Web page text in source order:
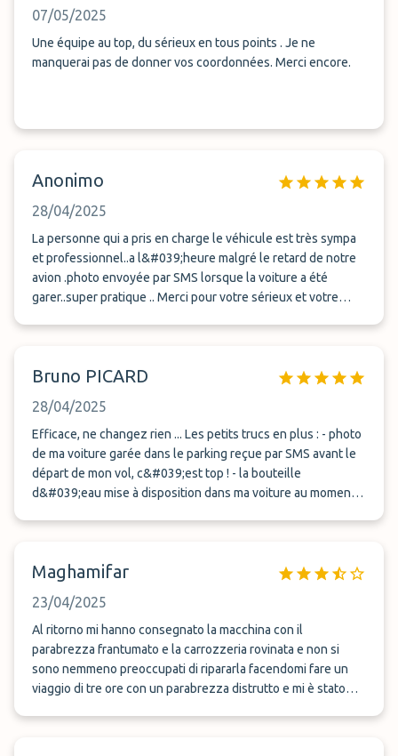
07/05/2025
Une équipe au top, du sérieux en tous points . Je ne
manquerai pas de donner vos coordonnées. Merci encore.
Anonimo
28/04/2025
La personne qui a pris en charge le véhicule est très sympa
et professionnel..a l&#039;heure malgré le retard de notre
avion .photo envoyée par SMS lorsque la voiture a été
garer..super pratique .. Merci pour votre sérieux et votre
Bruno PICARD
28/04/2025
Efficace, ne changez rien ... Les petits trucs en plus : - photo
de ma voiture garée dans le parking reçue par SMS avant le
départ de mon vol, c&#039;est top ! - la bouteille
d&#039;eau mise à disposition dans ma voiture au moment
Maghamifar
23/04/2025
Al ritorno mi hanno consegnato la macchina con il
parabrezza frantumato e la carrozzeria rovinata e non si
sono nemmeno preoccupati di ripararla facendomi fare un
viaggio di tre ore con un parabrezza distrutto e mi è stato